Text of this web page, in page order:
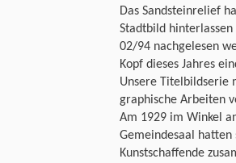
Das Sandsteinrelief
Stadtbild
02/94 nachgelesen
Kopf dieses Jahres
Unsere Titelbildserie
graphische Arbeiten
Am 1929 im Winkel
Gemeindesaal hatten
Kunstschaffende